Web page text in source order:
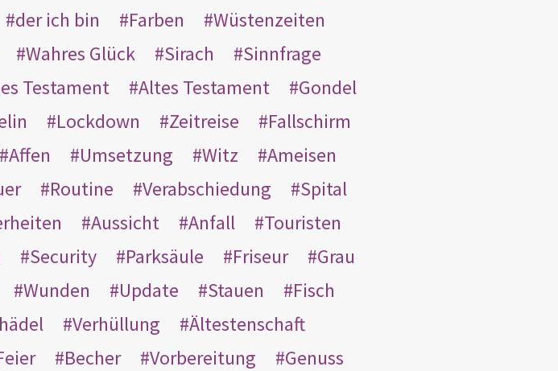
der ich bin Farben
Wüstenzeiten
Wahres Glück Sirach
Sinnfrage
Testament Altes Testament
Gondel
Lockdown Zeitreise
Fallschirm
Affen Umsetzung Witz
Ameisen
Routine Verabschiedung
Spital
Aussicht Anfall
Touristen
Security Parksäule Friseur
Grau
Wunden Update Stauen
Fisch
Verhüllung
Ältestenschaft
Becher Vorbereitung
Genuss